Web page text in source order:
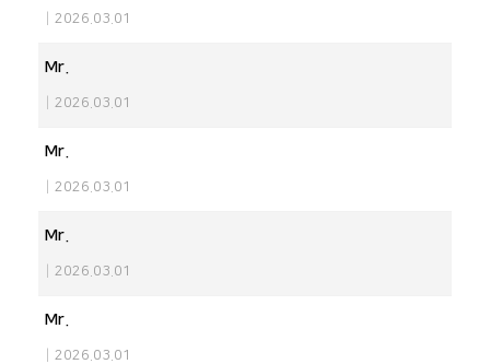
2026.03.01
Mr.
2026.03.01
Mr.
2026.03.01
Mr.
2026.03.01
Mr.
2026.03.01